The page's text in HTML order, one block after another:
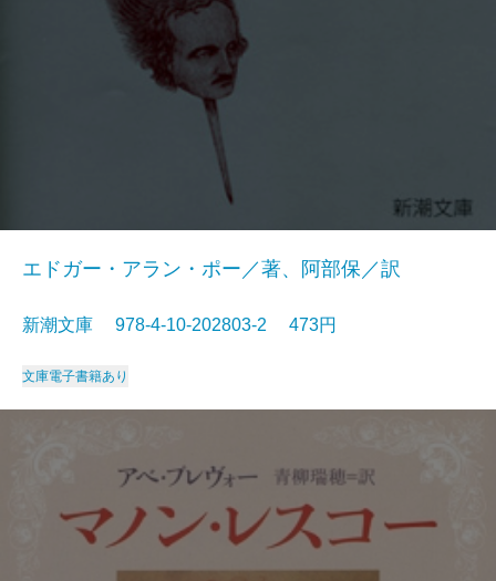
エドガー・アラン・ポー／著、阿部保／訳
新潮文庫 978-4-10-202803-2 473円
文庫電子書籍あり